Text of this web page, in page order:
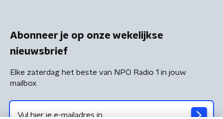
Abonneer je op onze wekelijkse
nieuwsbrief
Elke zaterdag het beste van NPO Radio 1 in jouw
mailbox